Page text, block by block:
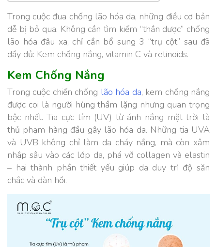
Trong cuộc đua chống lão hóa da, những điều cơ bản
dễ bị bỏ qua. Không cần tìm kiếm “thần dược” chống
lão hóa đâu xa, chỉ cần bổ sung 3 “trụ cột” sau đã
đầy đủ: Kem chống nắng, vitamin C và retinoids.
Kem Chống Nắng
Trong cuộc chiến chống lão hóa da, kem chống nắng
được coi là người hùng thầm lặng nhưng quan trọng
bậc nhất. Tia cực tím (UV) từ ánh nắng mặt trời là
thủ phạm hàng đầu gây lão hóa da. Những tia UVA
và UVB không chỉ làm da cháy nắng, mà còn xâm
nhập sâu vào các lớp da, phá vỡ collagen và elastin
– hai thành phần thiết yếu giúp da duy trì độ săn
chắc và đàn hồi.